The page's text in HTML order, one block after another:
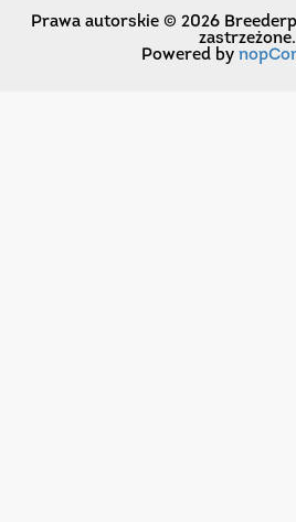
Prawa autorskie © 2026
zastrzeżone.
Powered by